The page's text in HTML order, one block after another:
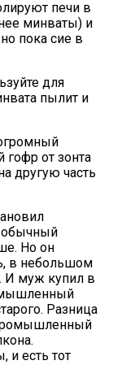
печи в
минваты) и
пока сие в
для
пылит и
гофр от зонта
другую часть
обычный
Но он
в небольшом
И муж купил в
Разница
и есть тот